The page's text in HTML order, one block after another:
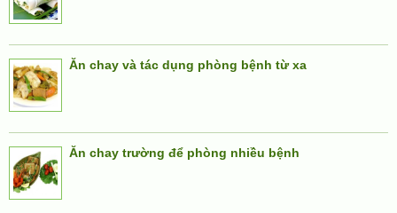
Ăn chay và tác dụng phòng bệnh từ xa
Ăn chay trường để phòng nhiều bệnh